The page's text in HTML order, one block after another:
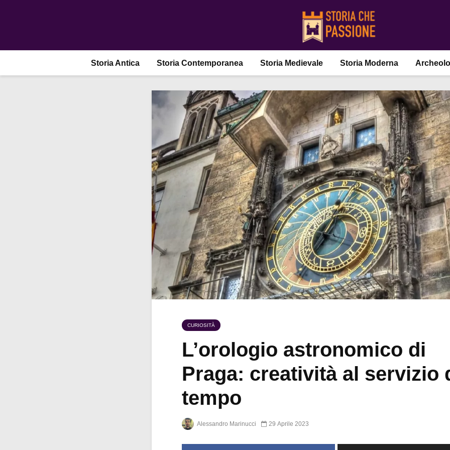
Storia Antica Storia Contemporanea Storia Medievale Storia Moderna
CURIOSITÀ
L’orologio astronomico di
Praga: creatività al servizio
tempo
Alessandro Marinucci 29 Aprile 2023